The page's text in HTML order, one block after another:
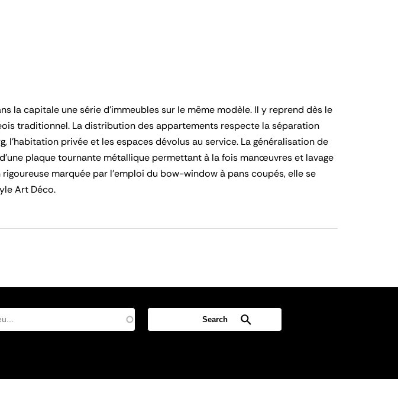
la capitale une série d’immeubles sur le même modèle. Il y reprend dès le
traditionnel. La distribution des appartements respecte la séparation
privée et les espaces dévolus au service. La généralisation de
plaque tournante métallique permettant à la fois manœuvres et lavage
marquée par l’emploi du bow-window à pans coupés, elle se
Art Déco.